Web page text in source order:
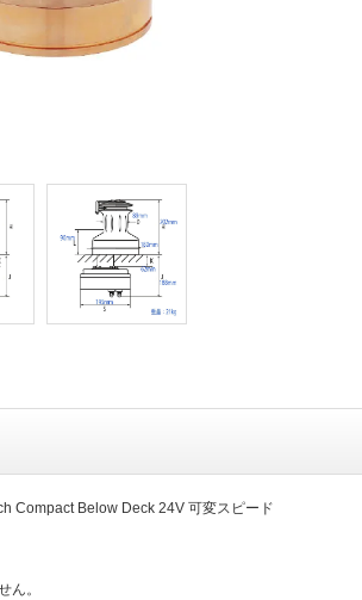
Compact Below Deck 24V 可変スピード
ん。